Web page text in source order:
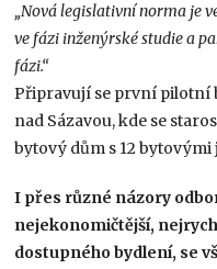
„Nová legislativní norma je
ve fázi inženýrské studie a
fázi.“
Připravují se první pilotní
nad Sázavou, kde se
bytový dům s 12
I přes různé názory
nejekonomičtější,
dostupného bydlení, se